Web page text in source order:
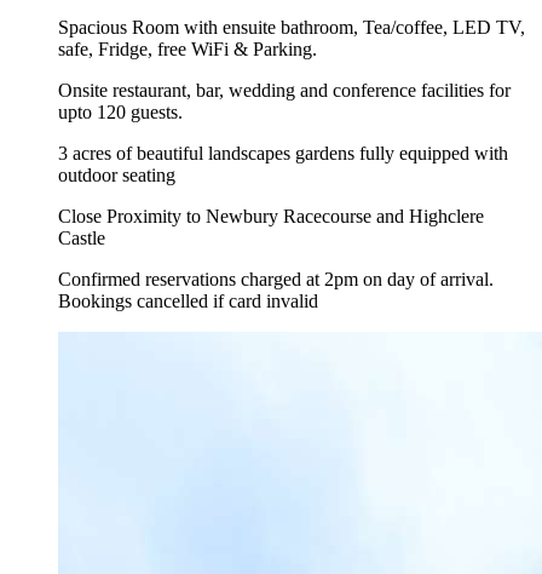
Spacious Room with ensuite bathroom, Tea/coffee, LED TV,
safe, Fridge, free WiFi & Parking.
Onsite restaurant, bar, wedding and conference facilities for
upto 120 guests.
3 acres of beautiful landscapes gardens fully equipped with
outdoor seating
Close Proximity to Newbury Racecourse and Highclere
Castle
Confirmed reservations charged at 2pm on day of arrival.
Bookings cancelled if card invalid